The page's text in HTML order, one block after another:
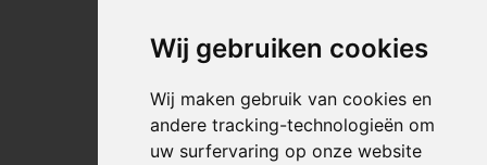
Wij gebruiken cookies
Wij maken gebruik van cookies en
andere tracking-technologieën om
uw surfervaring op onze website